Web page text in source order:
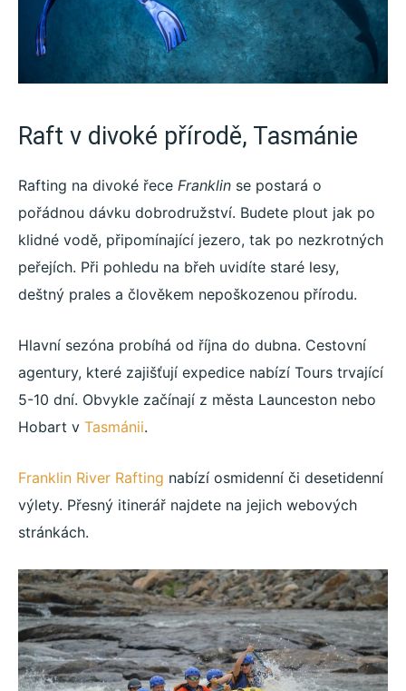
Raft v divoké přírodě, Tasmánie
Rafting na divoké řece Franklin se postará o
pořádnou dávku dobrodružství. Budete plout jak po
klidné vodě, připomínající jezero, tak po nezkrotných
peřejích. Při pohledu na břeh uvidíte staré lesy,
deštný prales a člověkem nepoškozenou přírodu.
Hlavní sezóna probíhá od října do dubna. Cestovní
agentury, které zajišťují expedice nabízí Tours trvající
5-10 dní. Obvykle začínají z města Launceston nebo
Hobart v Tasmánii.
Franklin River Rafting nabízí osmidenní či desetidenní
výlety. Přesný itinerář najdete na jejich webových
stránkách.